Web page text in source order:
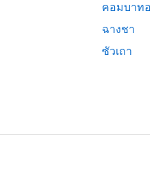
คอมบาท
ฉางชา
ซัวเถา